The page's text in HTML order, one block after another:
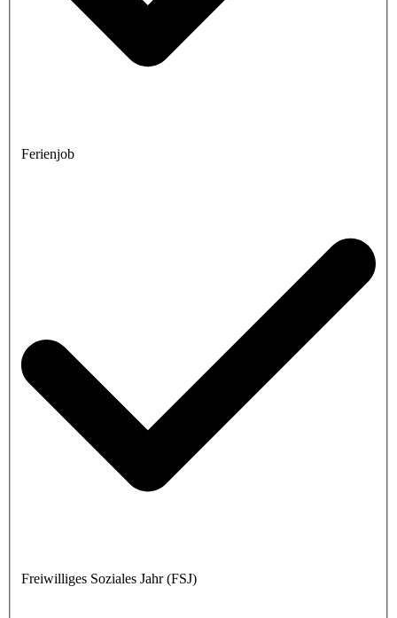
Ferienjob
Freiwilliges Soziales Jahr (FSJ)